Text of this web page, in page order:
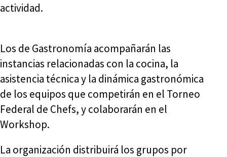
actividad.
Los de Gastronomía acompañarán las
instancias relacionadas con la cocina, la
asistencia técnica y la dinámica gastronómica
de los equipos que competirán en el Torneo
Federal de Chefs, y colaborarán en el
Workshop.
La organización distribuirá los grupos por